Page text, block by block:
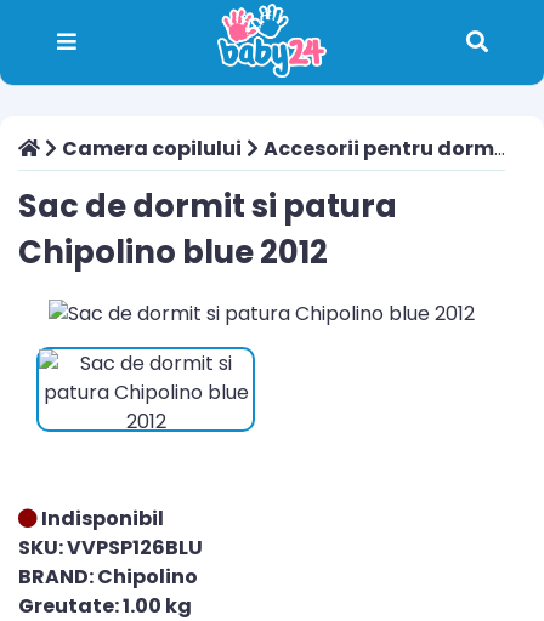
Camera copilului Accesorii pentru dormit
Sac de dormit si patura
Chipolino blue 2012
Indisponibil
SKU: VVPSP126BLU
BRAND: Chipolino
Greutate: 1.00 kg